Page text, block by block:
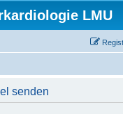
LMU
senden